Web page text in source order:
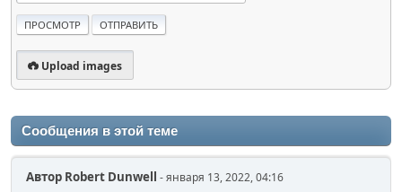
Upload images
Сообщения в этой теме
Автор Robert Dunwell - января 13, 2022, 04:16